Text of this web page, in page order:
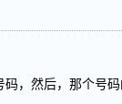
，然后，那个号